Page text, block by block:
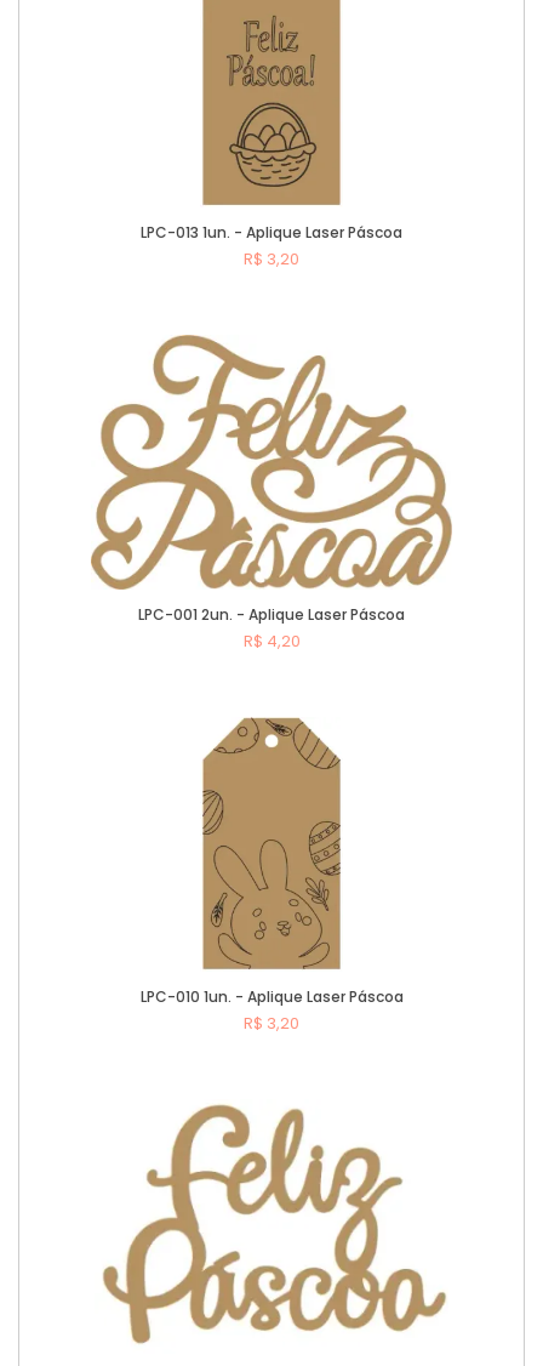
LPC-013 1un. - Aplique Laser Páscoa
R$ 3,20
LPC-001 2un. - Aplique Laser Páscoa
R$ 4,20
LPC-010 1un. - Aplique Laser Páscoa
R$ 3,20